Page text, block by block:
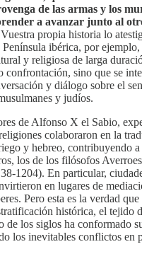
de las armas y los
a avanzar junto al
Vuestra propia historia lo
ibérica, por
y religiosa de larga
confrontación, sino que se
y diálogo sobre el
y judíos.
de Alfonso X el Sabio,
colaboraron en la
y hebreo, contribuyendo
los de los filósofos
1204). En particular,
en lugares de
Pero esta es la verdad
histórica, el tejido
de los siglos ha conformado
los inevitables conflictos en